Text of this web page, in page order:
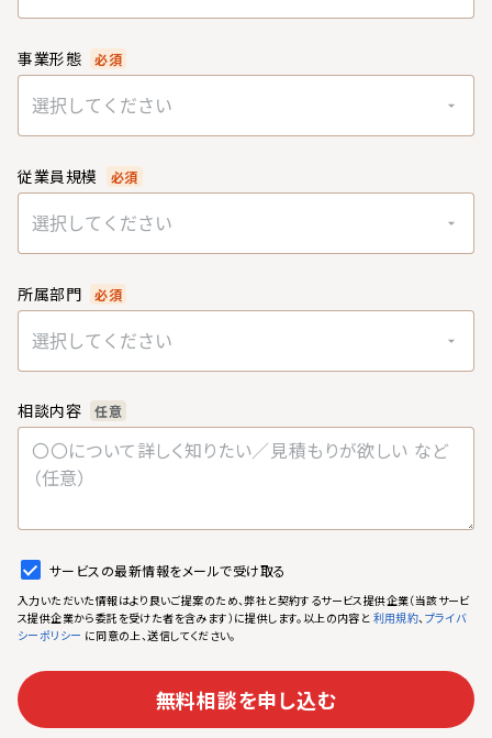
事業形態 必須
選択してください
従業員規模 必須
選択してください
所属部門 必須
選択してください
相談内容 任意
サービスの最新情報をメールで受け取る
入力いただいた情報はより良いご提案のため、弊社と契約するサービス提供企業（当該サービ
ス提供企業から委託を受けた者を含みます）に提供します。以上の内容と 利用規約、プライバ
シーポリシー に同意の上、送信してください。
無料相談を申し込む